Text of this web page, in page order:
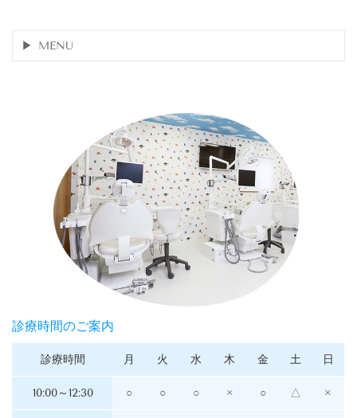
MENU
診療時間のご案内
診療時間 月 火 水 木 金 土 日
10:00～12:30 ○ ○ ○ × ○ △ ×